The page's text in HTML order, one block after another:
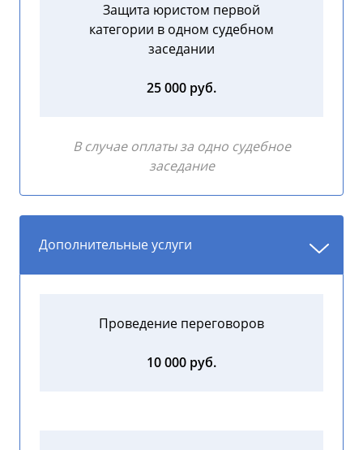
Защита юристом первой
категории в одном судебном
заседании
25 000 руб.
В случае оплаты за одно судебное
заседание
Дополнительные услуги
Проведение переговоров
10 000 руб.